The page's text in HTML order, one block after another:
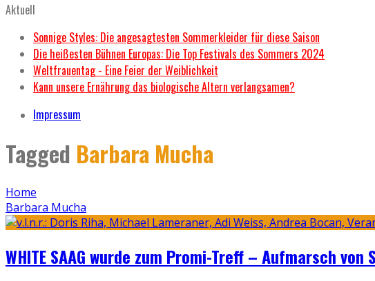
Aktuell
Sonnige Styles: Die angesagtesten Sommerkleider für diese Saison
Die heißesten Bühnen Europas: Die Top Festivals des Sommers 2024
Weltfrauentag - Eine Feier der Weiblichkeit
Kann unsere Ernährung das biologische Altern verlangsamen?
Impressum
Tagged Barbara Mucha
Home
Barbara Mucha
WHITE SAAG wurde zum Promi-Treff – Aufmarsch